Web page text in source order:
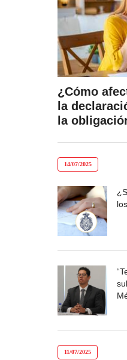
¿Cómo
la
la
14/07/2025
11/07/2025